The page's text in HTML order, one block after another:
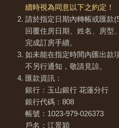
續時視為同意以下之約定！
請於指定日期內轉帳或匯款
回覆住房日期、姓名、房型
完成訂房手續。
如未能在指定時間內匯出款
不另行通知，敬請見諒。
匯款資訊：
銀行：玉山銀行 花蓮分行
銀行代碼：808
帳號：1023-979-026373
戶名：江景穎